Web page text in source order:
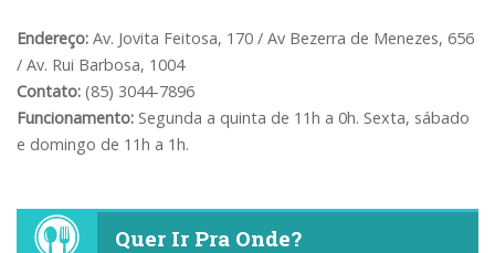
Endereço: Av. Jovita Feitosa, 170 / Av Bezerra de Menezes, 656
/ Av. Rui Barbosa, 1004
Contato: (85) 3044-7896
Funcionamento: Segunda a quinta de 11h a 0h. Sexta, sábado
e domingo de 11h a 1h.
Quer Ir Pra Onde?